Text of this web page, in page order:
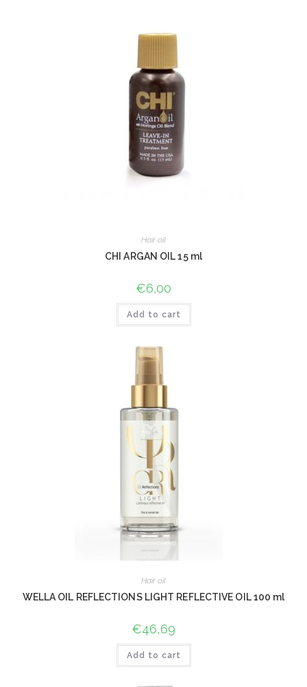
Hair oil
CHI ARGAN OIL 15 ml
€6,00
Add to cart
Hair oil
WELLA OIL REFLECTIONS LIGHT REFLECTIVE OIL 100 ml
€46,69
Add to cart